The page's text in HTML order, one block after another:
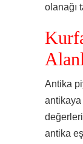
olanağı
Antika
antika